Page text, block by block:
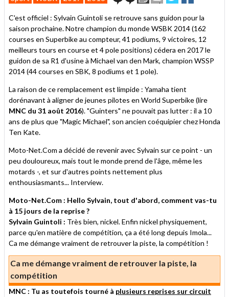
cet
à
un
ami
sur
sur
C'est officiel : Sylvain Guintoli se retrouve sans guidon pour la
saison prochaine. Notre champion du monde WSBK 2014 (162
courses en Superbike au compteur, 41 podiums, 9 victoires, 12
meilleurs tours en course et 4 pole positions) cédera en 2017 le
guidon de sa R1 d'usine à Michael van den Mark, champion WSSP
2014 (44 courses en SBK, 8 podiums et 1 pole).
La raison de ce remplacement est limpide : Yamaha tient
dorénavant à aligner de jeunes pilotes en World Superbike (lire
MNC du 31 août 2016). "Guinters" ne pouvait pas lutter : il a 10
ans de plus que "Magic Michael", son ancien coéquipier chez Honda
Ten Kate.
Moto-Net.Com a décidé de revenir avec Sylvain sur ce point - un
peu douloureux, mais tout le monde prend de l'âge, même les
motards -, et sur d'autres points nettement plus
enthousiasmants... Interview.
Moto-Net.Com : Hello Sylvain, tout d'abord, comment vas-tu
à 15 jours de la reprise?
Sylvain Guintoli : Très bien, nickel. Enfin nickel physiquement,
parce qu'en matière de compétition, ça a été long depuis Imola...
Ca me démange vraiment de retrouver la piste, la compétition !
Ca me démange vraiment de retrouver la piste, la
compétition
MNC : Tu as toutefois tourné à plusieurs reprises sur circuit